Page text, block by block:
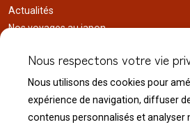
Actualités
Nos voyages au japon
Liens utiles
Service client
Nous contacter
Nous respectons votre vie
Nous utilisons des cookies pour
expérience de navigation, diffuser
contenus personnalisés et analyser